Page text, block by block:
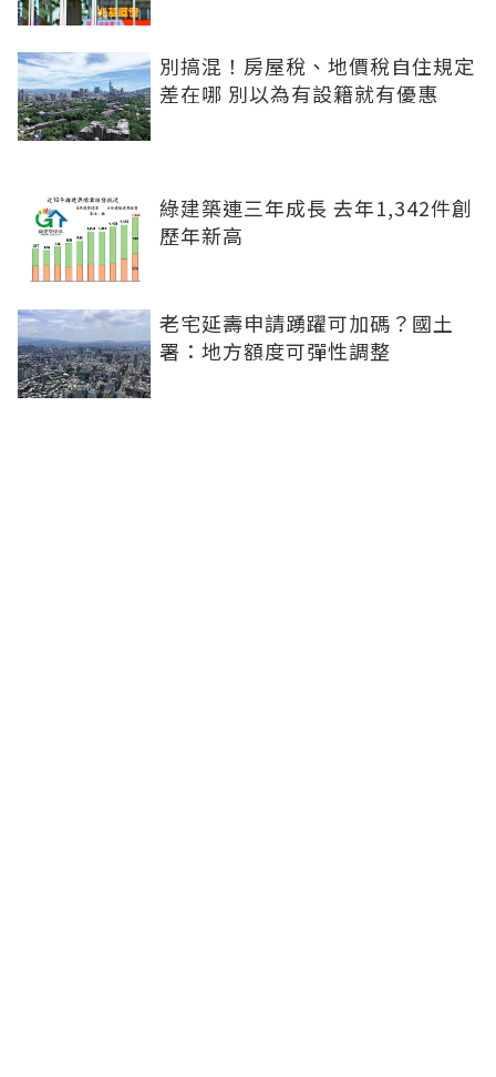
別搞混！房屋稅、地價稅自住規定
差在哪 別以為有設籍就有優惠
綠建築連三年成長 去年1,342件創
歷年新高
老宅延壽申請踴躍可加碼？國土
署：地方額度可彈性調整